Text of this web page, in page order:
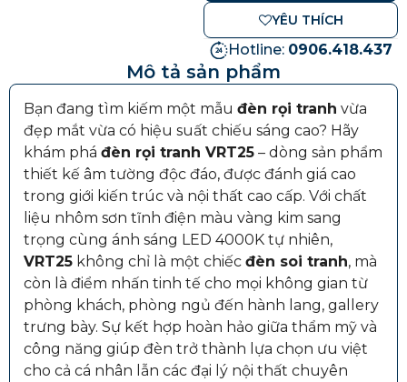
YÊU THÍCH
Hotline: 0906.418.437
Mô tả sản phẩm
Bạn đang tìm kiếm một mẫu đèn rọi tranh vừa
đẹp mắt vừa có hiệu suất chiếu sáng cao? Hãy
khám phá đèn rọi tranh VRT25 – dòng sản phẩm
thiết kế âm tường độc đáo, được đánh giá cao
trong giới kiến trúc và nội thất cao cấp. Với chất
liệu nhôm sơn tĩnh điện màu vàng kim sang
trọng cùng ánh sáng LED 4000K tự nhiên,
VRT25 không chỉ là một chiếc đèn soi tranh, mà
còn là điểm nhấn tinh tế cho mọi không gian từ
phòng khách, phòng ngủ đến hành lang, gallery
trưng bày. Sự kết hợp hoàn hảo giữa thẩm mỹ và
công năng giúp đèn trở thành lựa chọn ưu việt
cho cả cá nhân lẫn các đại lý nội thất chuyên